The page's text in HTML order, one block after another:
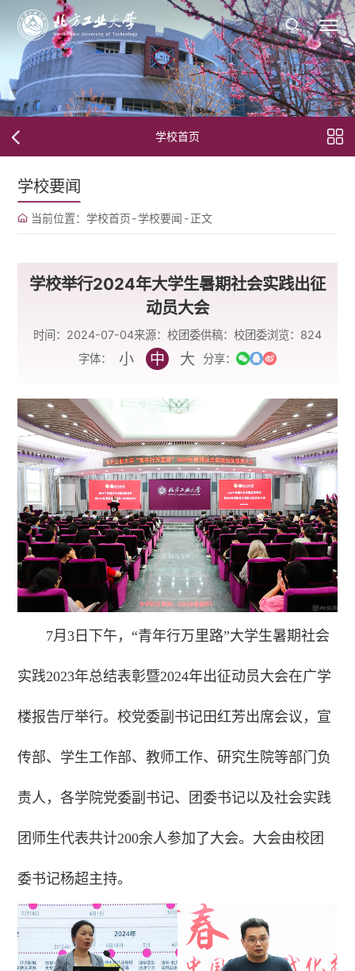
学校首页
学校要闻
当前位置： 学校首页-学校要闻 -正文
学校举行2024年大学生暑期社会实践出征
动员大会
时间：2024-07-04来源：校团委供稿：校团委浏览： 824
字体：
小 中 大 分享：
7月3日下午，“青年行万里路”大学生暑期社会
实践2023年总结表彰暨2024年出征动员大会在广学
楼报告厅举行。校党委副书记田红芳出席会议，宣
传部、学生工作部、教师工作、研究生院等部门负
责人，各学院党委副书记、团委书记以及社会实践
团师生代表共计200余人参加了大会。大会由校团
委书记杨超主持。